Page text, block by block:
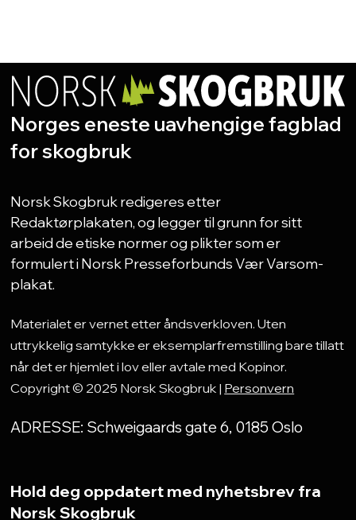
Norges eneste uavhengige fagblad
for skogbruk
Norsk Skogbruk redigeres etter
Redaktørplakaten, og legger til grunn for sitt
arbeid de etiske normer og plikter som er
formulert i Norsk Presseforbunds Vær Varsom-
plakat.
Materialet er vernet etter åndsverkloven. Uten
uttrykkelig samtykke er eksemplarfremstilling bare tillatt
når det er hjemlet i lov eller avtale med Kopinor.
Copyright © 2025 Norsk Skogbruk | Personvern
ADRESSE: Schweigaards gate 6, 0185 Oslo
Hold deg oppdatert med nyhetsbrev fra
Norsk Skogbruk